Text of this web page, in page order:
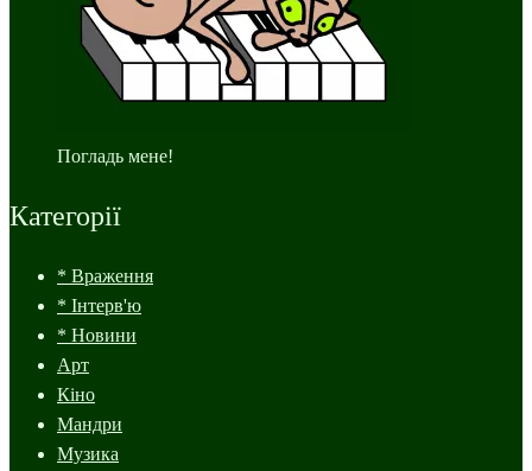
Погладь мене!
Категорії
* Враження
* Інтерв'ю
* Новини
Арт
Кіно
Мандри
Музика